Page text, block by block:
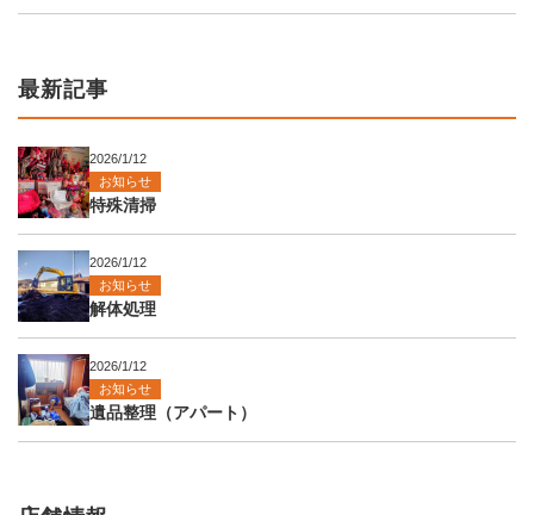
最新記事
2026/1/12
お知らせ
特殊清掃
2026/1/12
お知らせ
解体処理
2026/1/12
お知らせ
遺品整理（アパート）